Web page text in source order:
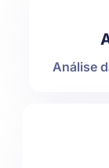
Análise